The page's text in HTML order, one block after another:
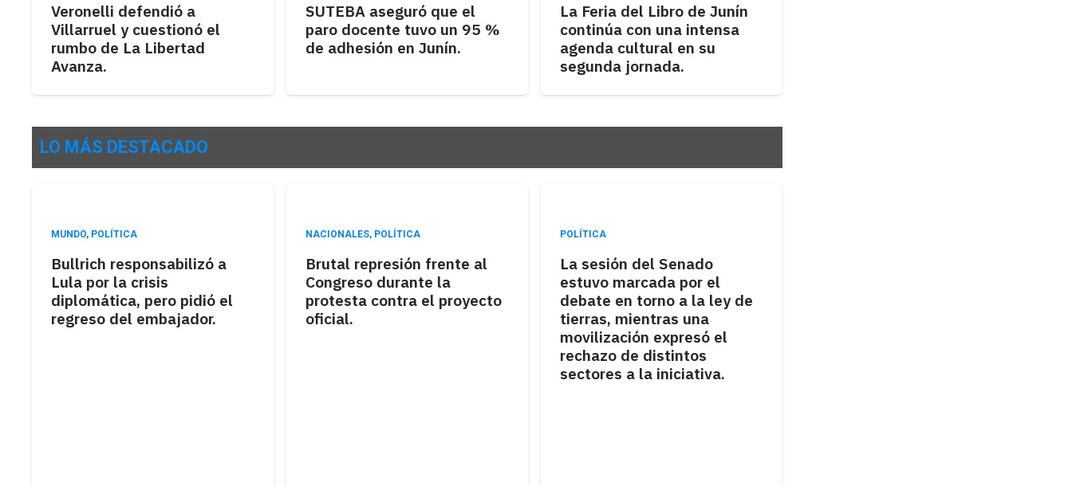
Veronelli defendió a
Villarruel y cuestionó el
rumbo de La Libertad
Avanza.
SUTEBA aseguró que el
paro docente tuvo un 95 %
de adhesión en Junín.
La Feria del Libro de Junín
continúa con una intensa
agenda cultural en su
segunda jornada.
LO MÁS DESTACADO
MUNDO, POLÍTICA
Bullrich responsabilizó a
Lula por la crisis
diplomática, pero pidió el
regreso del embajador.
NACIONALES, POLÍTICA
Brutal represión frente al
Congreso durante la
protesta contra el proyecto
oficial.
POLÍTICA
La sesión del Senado
estuvo marcada por el
debate en torno a la ley de
tierras, mientras una
movilización expresó el
rechazo de distintos
sectores a la iniciativa.